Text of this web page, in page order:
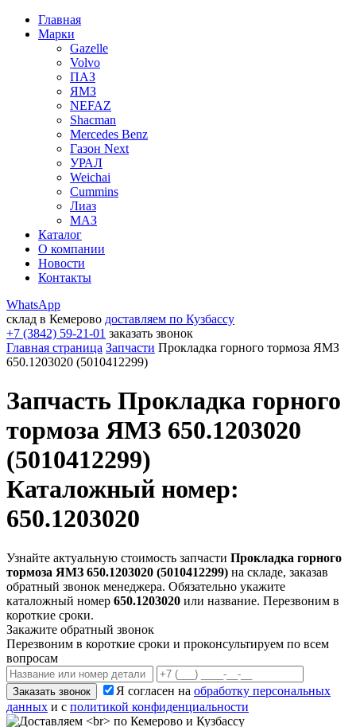
Главная
Марки
Gazelle
Volvo
ПАЗ
ЯМЗ
NEFAZ
Shacman
Mercedes Benz
Газон Next
УРАЛ
Weichai
Cummins
Лиаз
МАЗ
Каталог
О компании
Новости
Контакты
WhatsApp
склад в Кемерово доставляем по Кузбассу
+7 (3842) 59-21-01 заказать звонок
Главная страница Запчасти Прокладка горного тормоза ЯМЗ
650.1203020 (5010412299)
Запчасть Прокладка горного
тормоза ЯМЗ 650.1203020
(5010412299)
Каталожный номер:
650.1203020
Узнайте актуальную стоимость запчасти Прокладка горного
тормоза ЯМЗ 650.1203020 (5010412299) на складе, заказав
обратный звонок менеджера. Обязательно укажите
каталожный номер 650.1203020 или название. Перезвоним в
короткие сроки.
Закажите обратный звонок
Перезвоним в короткие сроки и проконсультируем по всем
вопросам
Заказать звонок Я согласен на обработку персональных
данных и с политикой конфиденциальности